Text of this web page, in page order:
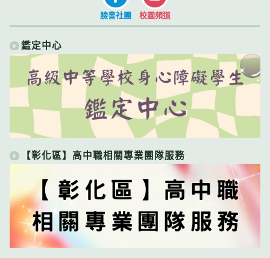
臉書社團 校園頻道
鑑定中心
【彰化區】高中職相關專業團隊服務